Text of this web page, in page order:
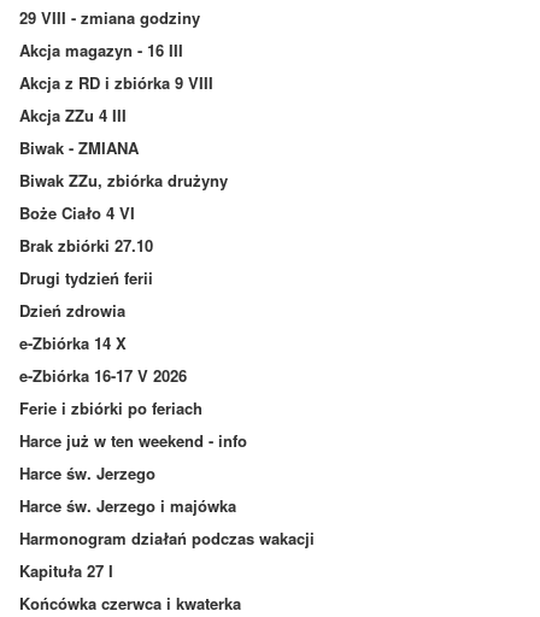
29 VIII - zmiana godziny
Akcja magazyn - 16 III
Akcja z RD i zbiórka 9 VIII
Akcja ZZu 4 III
Biwak - ZMIANA
Biwak ZZu, zbiórka drużyny
Boże Ciało 4 VI
Brak zbiórki 27.10
Drugi tydzień ferii
Dzień zdrowia
e-Zbiórka 14 X
e-Zbiórka 16-17 V 2026
Ferie i zbiórki po feriach
Harce już w ten weekend - info
Harce św. Jerzego
Harce św. Jerzego i majówka
Harmonogram działań podczas wakacji
Kapituła 27 I
Końcówka czerwca i kwaterka